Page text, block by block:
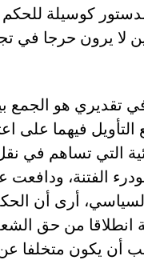
كوسيلة
لا يرون حرجا في
تقديري هو الجمع
التأويل فيهما على
التي تساهم في
الفتنة، ودافعت
أرى أن
انطلاقا من حق
أن يكون متخلفا